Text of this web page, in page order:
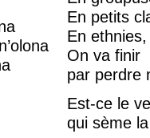
En petits
En
On va finir
par perdre
Est-ce le
qui sème